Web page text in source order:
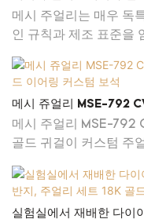
트 골드 다이아몬드 스터
메시 주얼리는 매우 독
인 규칙과 제조 표준을
습니다. 메시 주얼리
화이트 골드 다이아몬
품에는 없는 특징을 가
장에서 확실히 두각을
메시 쥬얼리 MSE-792
골드 이어링 커스텀 보석
메시 주얼리 MSE-792
골드 귀걸이 커스텀 주
실험실에서 재배한 다이